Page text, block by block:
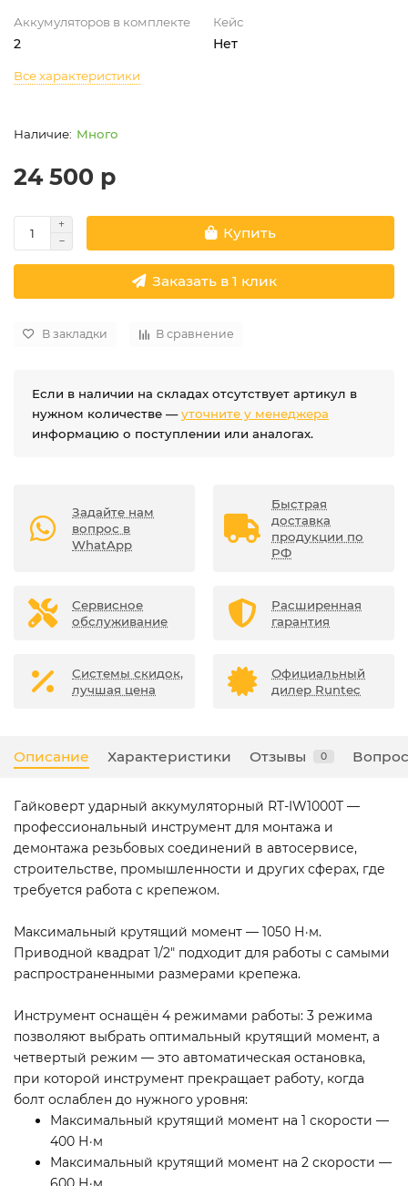
Аккумуляторов в комплекте
2
Кейс
Нет
Все характеристики
Много
24 500 р
Купить
Заказать в 1 клик
В закладки В сравнение
Если в наличии на складах отсутствует артикул в
нужном количестве —уточните у менеджера
информацию о поступлении или аналогах.
Задайте нам
вопрос в
WhatApp
Быстрая
доставка
продукции по
РФ
Сервисное
обслуживание
Расширенная
гарантия
Системы скидок,
лучшая цена
Официальный
дилер Runtec
Описание Характеристики Отзывы 0
Гайковерт ударный аккумуляторный RT-IW1000T —
профессиональный инструмент для монтажа и
демонтажа резьбовых соединений в автосервисе,
строительстве, промышленности и других сферах, где
требуется работа с крепежом.
Максимальный крутящий момент — 1050 Н·м.
Приводной квадрат 1/2" подходит для работы с самыми
распространенными размерами крепежа.
Инструмент оснащён 4 режимами работы: 3 режима
позволяют выбрать оптимальный крутящий момент, а
четвертый режим — это автоматическая остановка,
при которой инструмент прекращает работу, когда
болт ослаблен до нужного уровня:
Максимальный крутящий момент на 1 скорости —
400 Н·м
Максимальный крутящий момент на 2 скорости —